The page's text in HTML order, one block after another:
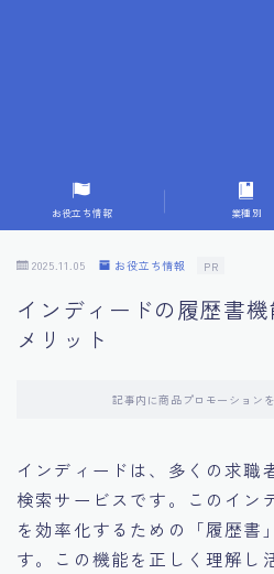
9.転職成功者の事例分析とア
10.面接官に好印象を与える方
11.キャリアアップを目指す
14.デジタル化やAIの進化が
お役立ち情報 業種別
2025.11.05 お役立ち情報 PR
インディードの履歴書
メリット
記事内に商品プロモーション
インディードは、多くの求職
検索サービスです。このイン
を効率化するための「履歴書
す。この機能を正しく理解し